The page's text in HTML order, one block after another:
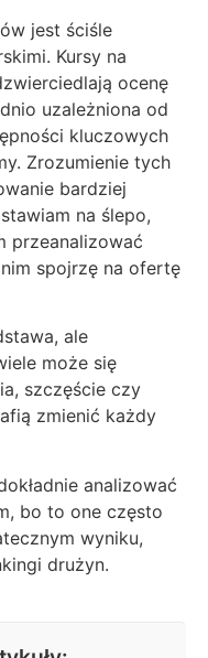
jest ściśle
Kursy na
ocenę
uzależniona od
kluczowych
Zrozumienie tych
bardziej
na ślepo,
przeanalizować
spojrzę na ofertę
ale
może się
szczęście czy
zmienić każdy
analizować
bo to one często
wyniku,
drużyn.